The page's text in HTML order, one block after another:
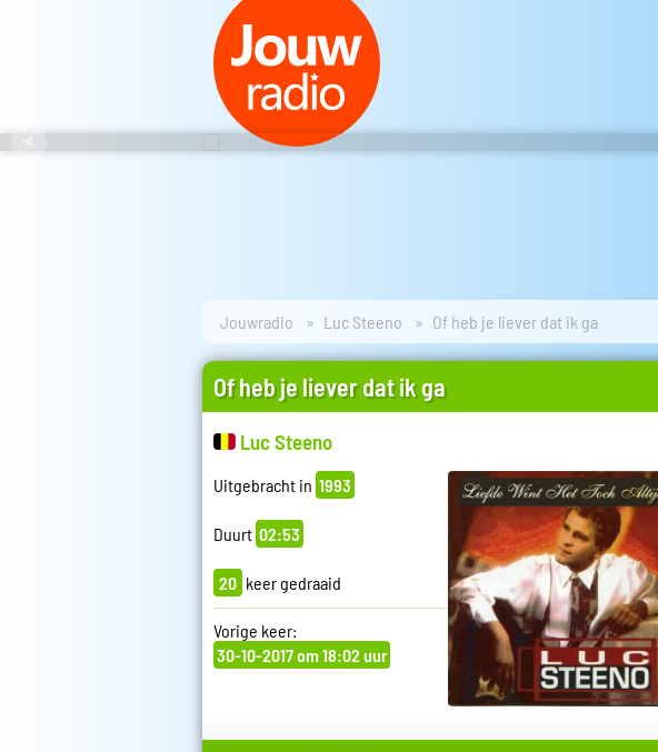
Jouwradio Luc Steeno Of heb je liever dat ik ga
Of heb je liever dat ik ga
Luc Steeno
Uitgebracht in 1993
Duurt 02:53
20 keer gedraaid
Vorige keer:
30-10-2017 om 18:02 uur